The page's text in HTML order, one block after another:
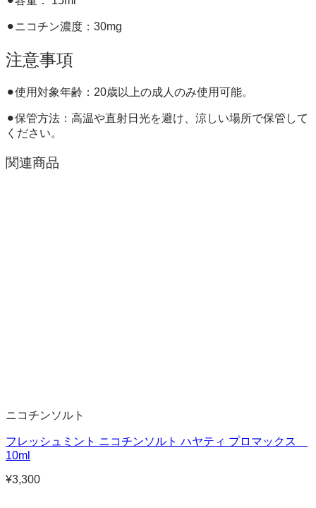
⚫︎ニコチン濃度：30mg
注意事項
⚫︎使用対象年齢：20歳以上の成人のみ使用可能。
⚫︎保管方法：高温や直射日光を避け、涼しい場所で保管して
ください。
関連商品
ニコチンソルト
フレッシュミント ニコチンソルト ハヤティ プロマックス
10ml
¥3,300